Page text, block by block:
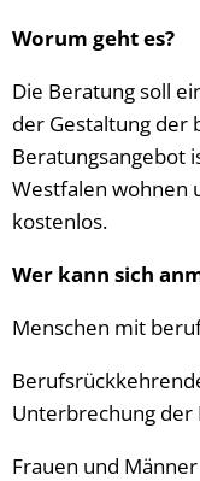
Worum geht es?
Die Beratung soll
der Gestaltung der
Beratungsangebot
Westfalen wohnen
kostenlos.
Wer kann sich
Menschen mit
Unterbrechung der
Frauen und